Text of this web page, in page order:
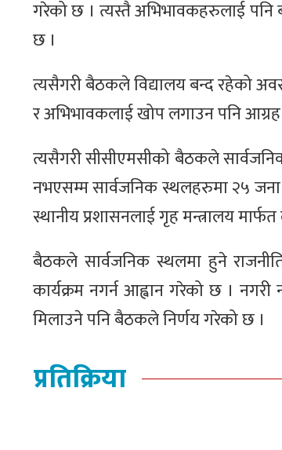
गरेको छ । त्यस्तै अभिभावकहरुलाई पनि
छ ।
त्यसैगरी बैठकले विद्यालय बन्द रहेको
र अभिभावकलाई खोप लगाउन पनि
त्यसैगरी सीसीएमसीको बैठकले
नभएसम्म सार्वजनिक स्थलहरुमा २५
स्थानीय प्रशासनलाई गृह मन्त्रालय
बैठकले सार्वजनिक स्थलमा हुने
कार्यक्रम नगर्न आह्वान गरेको छ ।
मिलाउने पनि बैठकले निर्णय गरेको छ ।
प्रतिक्रिया